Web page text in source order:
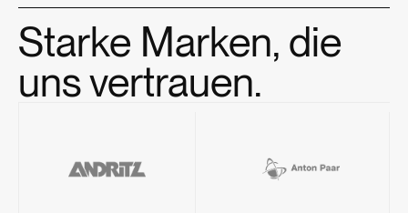
Starke Marken, die
uns vertrauen.